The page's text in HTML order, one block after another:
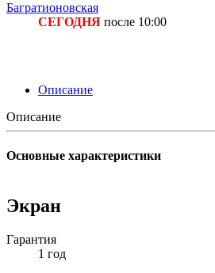
Багратионовская
СЕГОДНЯ после 10:00
Описание
Описание
Основные характеристики
Экран
Гарантия
1 год